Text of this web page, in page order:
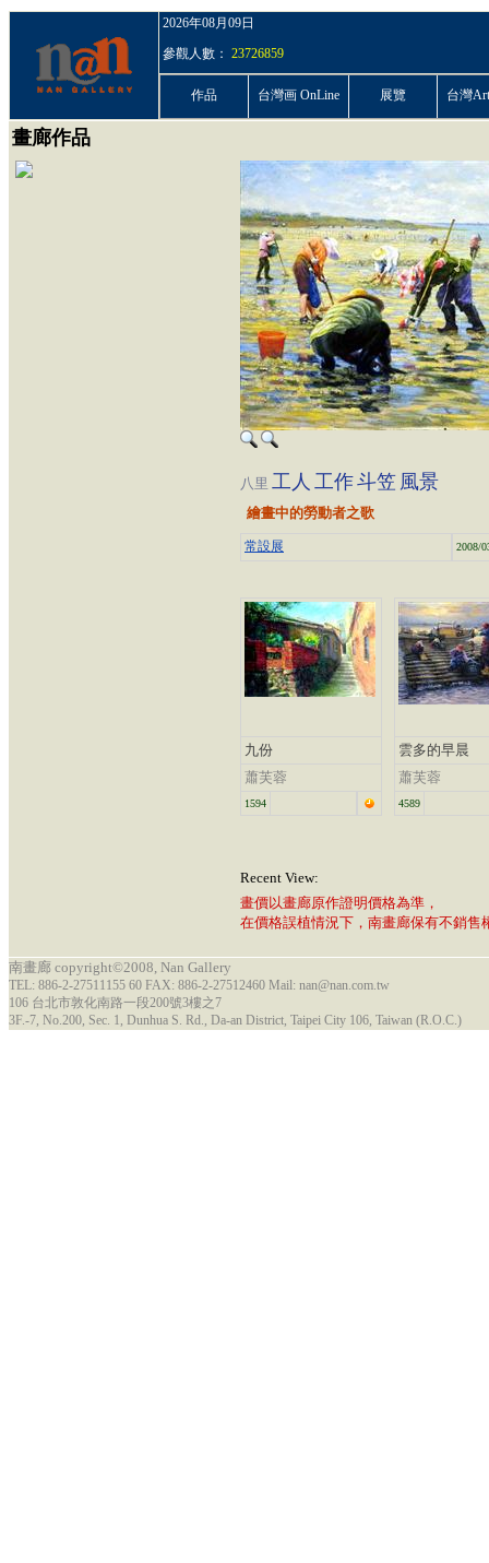
2026年08月09日
參觀人數： 23726859
作品 台灣画 OnLine 展覽 台灣
畫廊作品
八里 工人 工作斗笠 風景
繪畫中的勞動者之歌
常設展 2008/
九份
蕭芙蓉
1594
雲多的早晨
蕭芙蓉
4589
Recent View:
畫價以畫廊原作證明價格為準，
在價格誤植情況下，南畫廊保有不銷售
南畫廊 copyright©2008, Nan Gallery
TEL: 886-2-27511155 60 FAX: 886-2-27512460 Mail: nan@nan.com.tw
106 台北市敦化南路一段200號3樓之7
3F.-7, No.200, Sec. 1, Dunhua S. Rd., Da-an District, Taipei City 106, Taiwan (R.O.C.)